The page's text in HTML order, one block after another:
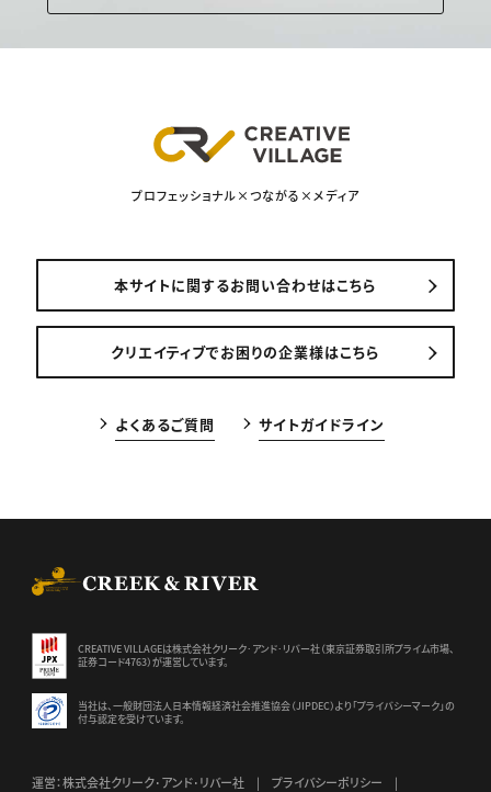
プロフェッショナル×つながる×メディア
本サイトに関するお問い合わせはこちら
クリエイティブでお困りの企業様はこちら
よくあるご質問 サイトガイドライン
CREATIVE VILLAGEは株式会社クリーク･アンド･リバー社（東京証券取引所プライム市場、
証券コード4763）が運営しています。
当社は、一般財団法人日本情報経済社会推進協会（JIPDEC）より 「プライバシーマーク」の
付与認定を受けています。
運営：株式会社クリーク･アンド･リバー社 プライバシーポリシー